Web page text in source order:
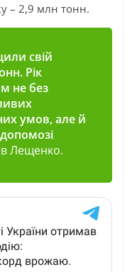
– 2,9 млн тонн.
свій
Рік
не без
умов, але й
Лещенко.